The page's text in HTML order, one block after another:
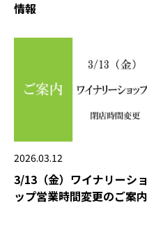
情報
2026.03.12
3/13（金）ワイナリーショ
ップ営業時間変更のご案内